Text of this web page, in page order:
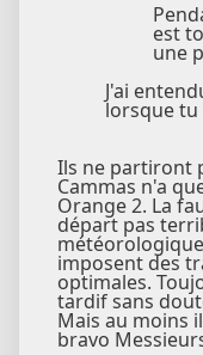
est
une
J'ai
lorsque tu
Ils ne partiront
Cammas n'a
Orange 2. La
départ pas
imposent des
optimales.
tardif sans
Mais au moins
bravo